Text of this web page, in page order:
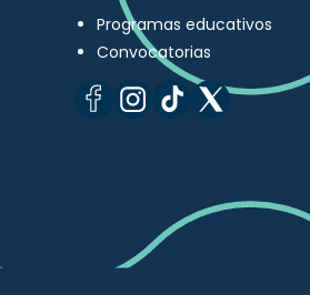
Programas educativos
Convocatorias